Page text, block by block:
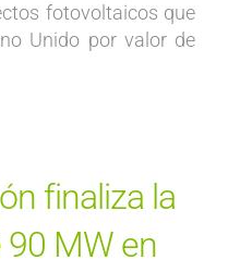
fotovoltaicos que
Unido por valor de
finaliza la
MW en